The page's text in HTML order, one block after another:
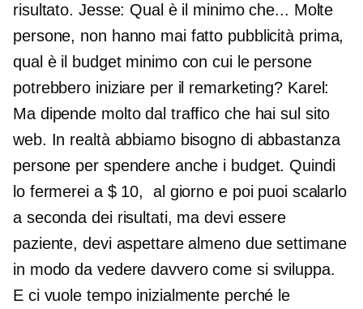
risultato. Jesse: Qual è il minimo che... Molte
persone, non hanno mai fatto pubblicità prima,
qual è il budget minimo con cui le persone
potrebbero iniziare per il remarketing? Karel:
Ma dipende molto dal traffico che hai sul sito
web. In realtà abbiamo bisogno di abbastanza
persone per spendere anche i budget. Quindi
lo fermerei a $ 10,
al giorno e poi puoi scalarlo
a seconda dei risultati, ma devi essere
paziente, devi aspettare almeno due settimane
in modo da vedere davvero come si sviluppa.
E ci vuole tempo inizialmente perché le